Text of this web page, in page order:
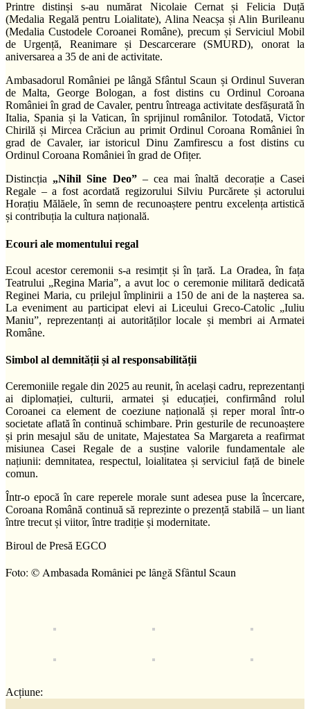
Printre distinși s-au numărat Nicolaie Cernat și Felicia Duță
(Medalia Regală pentru Loialitate), Alina Neacșa și Alin Burileanu
(Medalia Custodele Coroanei Române), precum și Serviciul Mobil
de Urgență, Reanimare și Descarcerare (SMURD), onorat la
aniversarea a 35 de ani de activitate.
Ambasadorul României pe lângă Sfântul Scaun și Ordinul Suveran
de Malta, George Bologan, a fost distins cu Ordinul Coroana
României în grad de Cavaler, pentru întreaga activitate desfășurată în
Italia, Spania și la Vatican, în sprijinul românilor. Totodată, Victor
Chirilă și Mircea Crăciun au primit Ordinul Coroana României în
grad de Cavaler, iar istoricul Dinu Zamfirescu a fost distins cu
Ordinul Coroana României în grad de Ofițer.
Distincția „Nihil Sine Deo”– cea mai înaltă decorație a Casei
Regale – a fost acordată regizorului Silviu Purcărete și actorului
Horațiu Mălăele, în semn de recunoaștere pentru excelența artistică
și contribuția la cultura națională.
Ecouri ale momentului regal
Ecoul acestor ceremonii s-a resimțit și în țară. La Oradea, în fața
Teatrului „Regina Maria”, a avut loc o ceremonie militară dedicată
Reginei Maria, cu prilejul împlinirii a 150 de ani de la nașterea sa.
La eveniment au participat elevi ai Liceului Greco-Catolic „Iuliu
Maniu”, reprezentanți ai autorităților locale și membri ai Armatei
Române.
Simbol al demnității și al responsabilității
Ceremoniile regale din 2025 au reunit, în același cadru, reprezentanți
ai diplomației, culturii, armatei și educației, confirmând rolul
Coroanei ca element de coeziune națională și reper moral într-o
societate aflată în continuă schimbare. Prin gesturile de recunoaștere
și prin mesajul său de unitate, Majestatea Sa Margareta a reafirmat
misiunea Casei Regale de a susține valorile fundamentale ale
națiunii: demnitatea, respectul, loialitatea și serviciul față de binele
comun.
Într-o epocă în care reperele morale sunt adesea puse la încercare,
Coroana Română continuă să reprezinte o prezență stabilă – un liant
între trecut și viitor, între tradiție și modernitate.
Biroul de Presă EGCO
Foto: © Ambasada României pe lângă Sfântul Scaun
Acțiune: